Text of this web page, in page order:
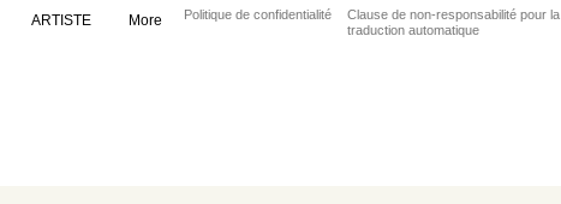
ARTISTE More Politique de confidentialité
Clause de non-responsabilité pour la
traduction automatique